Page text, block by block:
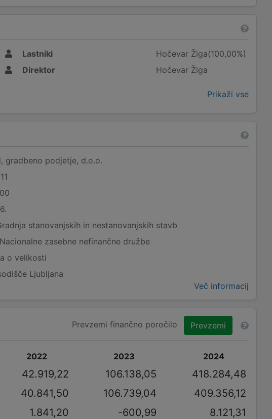
Lastniki
Hočevar Žiga(100,00%)
Direktor
Hočevar Žiga
Prikaži vse
gradbeno podjetje, d.o.o.
stanovanjskih in nestanovanjskih stavb
zasebne nefinančne družbe
o velikosti
Ljubljana
Več informacij
Prevzemi finančno poročilo Prevzemi
2022 2023 2024
42.919,22 106.138,05
418.284,48
40.841,50 106.739,04
409.356,12
1.841,20 -600,99
8.121,31